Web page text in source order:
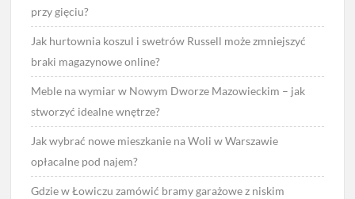
przy gięciu?
Jak hurtownia koszul i swetrów Russell może zmniejszyć
braki magazynowe online?
Meble na wymiar w Nowym Dworze Mazowieckim – jak
stworzyć idealne wnętrze?
Jak wybrać nowe mieszkanie na Woli w Warszawie
opłacalne pod najem?
Gdzie w Łowiczu zamówić bramy garażowe z niskim